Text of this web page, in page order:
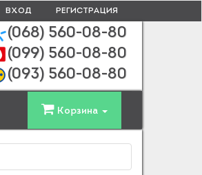
ВХОД РЕГИСТРАЦИЯ
(068) 560-08-80
(099) 560-08-80
(093) 560-08-80
Корзина